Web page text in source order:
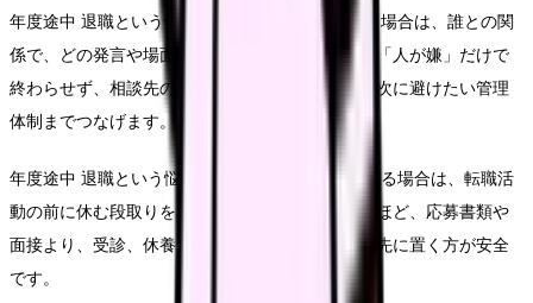
年度途中 退職という悩みが人間関係から来ている場合は、誰との関
係で、どの発言や場面が負担なのかを残します。「人が嫌」だけで
終わらせず、相談先の有無、記録、異動可能性、次に避けたい管理
体制までつなげます。
年度途中 退職という悩みが体調悪化と重なっている場合は、転職活
動の前に休む段取りを考えます。つらさが続く時ほど、応募書類や
面接より、受診、休養、相談先、生活費の確認を先に置く方が安全
です。